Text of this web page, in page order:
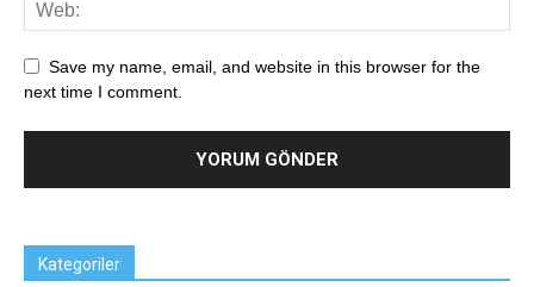
Save my name, email, and website in this browser for the
next time I comment.
Kategoriler